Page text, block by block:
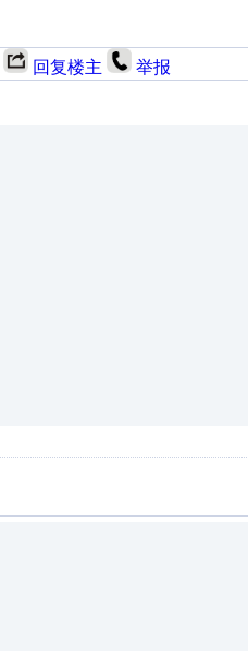
回复楼主 举报